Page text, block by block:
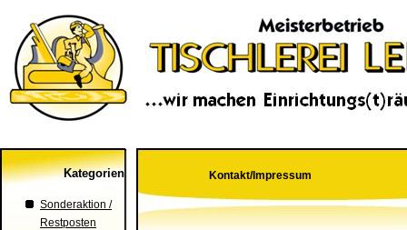
Kategorien
Sonderaktion /
Restposten
Kontakt/Impressum